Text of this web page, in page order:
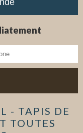
- TAPIS DE
TOUTES